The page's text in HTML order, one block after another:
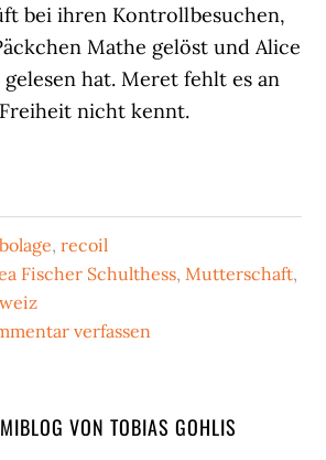
bei ihren Kontrollbesuchen,
Mathe gelöst und Alice
hat. Meret fehlt es an
nicht kennt.
Schulthess:
,recoil
Fischer Schulthess, Mutterschaft,
verfassen
VON TOBIAS GOHLIS